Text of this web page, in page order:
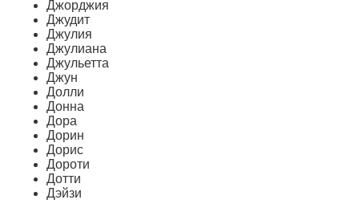
Джорджия
Джудит
Джулия
Джулиана
Джульетта
Джун
Долли
Донна
Дора
Дорин
Дорис
Дороти
Дотти
Дэйзи